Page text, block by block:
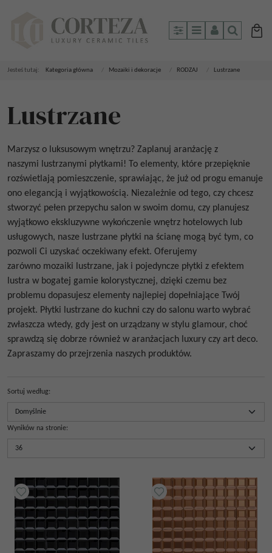
PanelMenuPanelSzukaj
Jesteś tutaj: Kategoria główna Mozaiki i dekoracje RODZAJ Lustrzane
Lustrzane
Marzysz o luksusowym wnętrzu? Zaplanuj aranżację z
naszymi
lustrzanymi płytkami! To elementy, które przepięknie
rozświetlają pomieszczenie, sprawiając, że już od progu emanuje
ono elegancją i wyjątkowością. Niezależnie od tego, czy chcesz
stworzyć pełen przepychu salon w swoim domu, czy planujesz
wyjątkowo ekskluzywne wykończenie wnętrz hotelowych lub
usługowych, nasze lustrzane płytki na ścianę mogą być tym, co
pozwoli Ci uzyskać oczekiwany efekt. Oferujemy
zarówno mozaiki lustrzane, jak i pojedyncze płytki z efektem
lustra w bogatej gamie kolorystycznej, dzięki czemu bez
problemu dopasujesz elementy najlepiej dopełniające Twój
projekt. Płytki lustrzane do kuchni czy do salonu warto wybrać
zwłaszcza wtedy, gdy jest on urządzany w stylu glamour, choć
sprawdzą się dobrze również w aranżacjach luxury czy art deco.
Zapraszamy do przejrzenia naszych produktów.
Sortuj według:
Wyników na stronie: